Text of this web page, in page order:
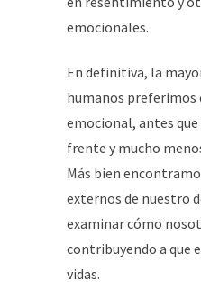
emocionales.
En definitiva, la
humanos preferimos
emocional, antes
frente y mucho
Más bien
externos de nuestro
examinar cómo
contribuyendo a que
vidas.